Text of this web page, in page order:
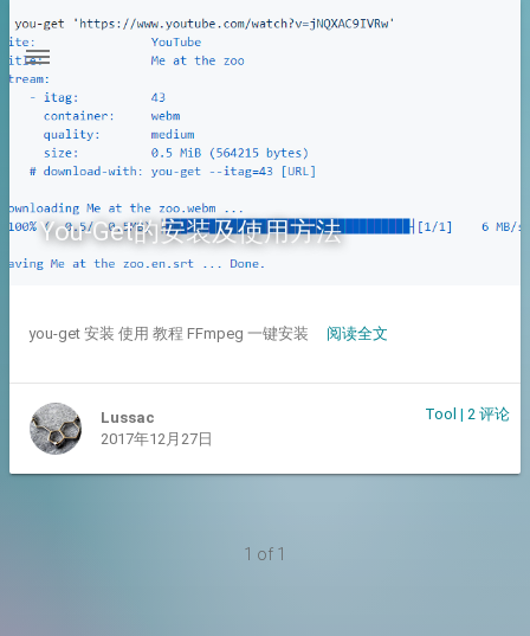
You-Get的安装及使用方法
you-get 安装 使用 教程 FFmpeg 一键安装 阅读全文
Lussac
2017年12月27日
Tool |2 评论
1 of 1